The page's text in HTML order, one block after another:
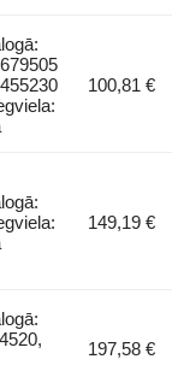
100,81 €
149,19 €
197,58 €